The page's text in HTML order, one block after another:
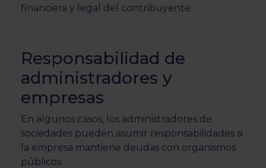
financiera y legal del contribuyente.
Responsabilidad de
administradores y
empresas
En algunos casos, los administradores de
sociedades pueden asumir responsabilidades si
la empresa mantiene deudas con organismos
públicos.